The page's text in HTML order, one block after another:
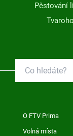
Pěstování
O FTV Prima
Volná místa